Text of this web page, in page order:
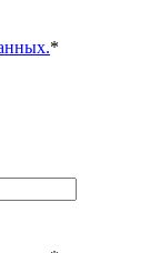
*